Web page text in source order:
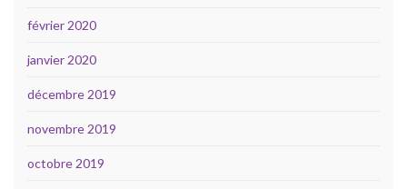
février 2020
janvier 2020
décembre 2019
novembre 2019
octobre 2019